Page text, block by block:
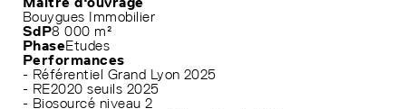
Bouygues Immobilier
SdP8 000 m²
PhaseEtudes
Performances
- Référentiel Grand Lyon 2025
- RE2020 seuils 2025
- Biosourcé niveau 2